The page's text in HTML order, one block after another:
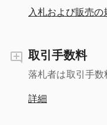
入札および販売の
取引手数料
落札者は取引手数
詳細